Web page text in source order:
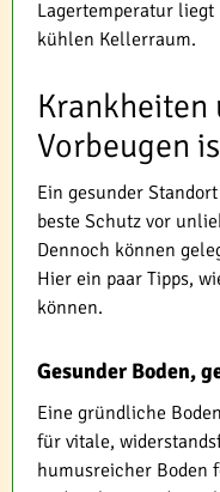
Lagertemperatur
kühlen Kellerraum.
Krankheiten
Vorbeugen
Ein gesunder
beste Schutz vor
Dennoch können
Hier ein paar Tipps,
können.
Gesunder Boden,
Eine gründliche
für vitale,
humusreicher Boden